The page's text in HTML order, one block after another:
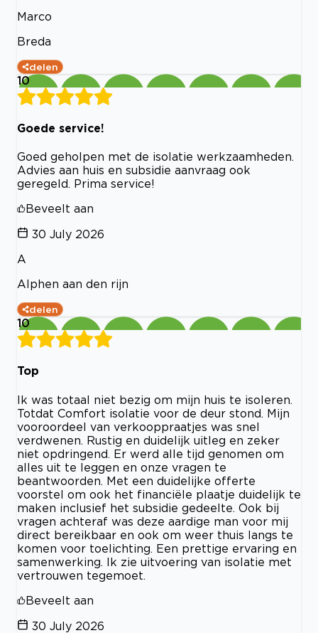
Marco
Breda
delen
10
Goede service!
Goed geholpen met de isolatie werkzaamheden.
Advies aan huis en subsidie aanvraag ook
geregeld. Prima service!
Beveelt aan
30 July 2026
A
Alphen aan den rijn
delen
10
Top
Ik was totaal niet bezig om mijn huis te isoleren.
Totdat Comfort isolatie voor de deur stond. Mijn
vooroordeel van verkooppraatjes was snel
verdwenen. Rustig en duidelijk uitleg en zeker
niet opdringend. Er werd alle tijd genomen om
alles uit te leggen en onze vragen te
beantwoorden. Met een duidelijke offerte
voorstel om ook het financiële plaatje duidelijk te
maken inclusief het subsidie gedeelte. Ook bij
vragen achteraf was deze aardige man voor mij
direct bereikbaar en ook om weer thuis langs te
komen voor toelichting. Een prettige ervaring en
samenwerking. Ik zie uitvoering van isolatie met
vertrouwen tegemoet.
Beveelt aan
30 July 2026